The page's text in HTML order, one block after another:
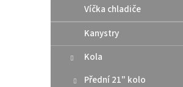
Víčka chladiče
Kanystry
Kola
Přední 21" kolo